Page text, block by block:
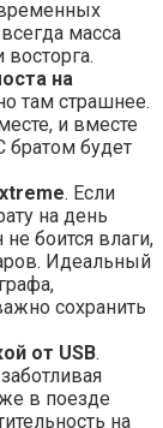
масса
на
там страшнее.
и вместе
братом будет
. Если
на день
боится влаги,
Идеальный
сохранить
от USB.
в поезде
на